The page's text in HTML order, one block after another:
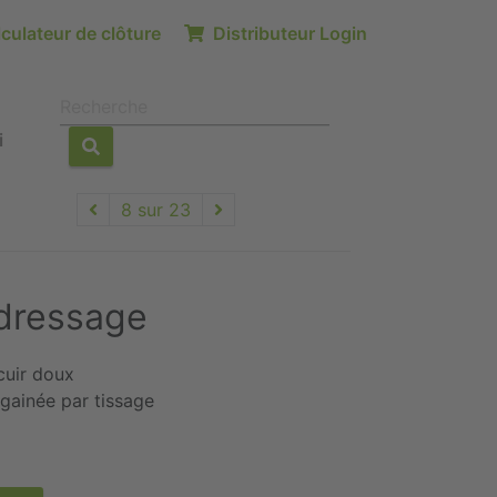
de clôture Distributeur Login
8 sur 23
doux
par tissage